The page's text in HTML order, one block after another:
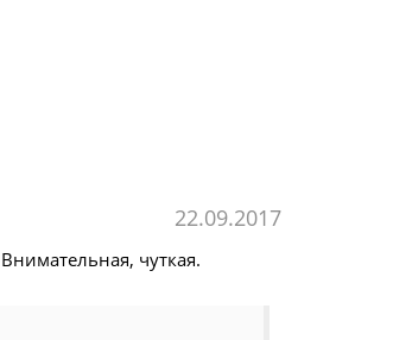
22.09.2017
чуткая.